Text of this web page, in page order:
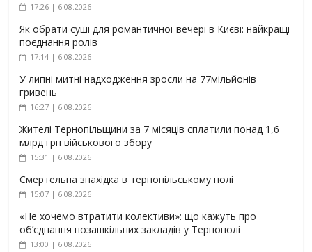
17:26 | 6.08.2026
Як обрати суші для романтичної вечері в Києві: найкращі
поєднання ролів
17:14 | 6.08.2026
У липні митні надходження зросли на 77мільйонів
гривень
16:27 | 6.08.2026
Жителі Тернопільщини за 7 місяців сплатили понад 1,6
млрд грн військового збору
15:31 | 6.08.2026
Смертельна знахідка в тернопільському полі
15:07 | 6.08.2026
«Не хочемо втратити колективи»: що кажуть про
об’єднання позашкільних закладів у Тернополі
13:00 | 6.08.2026